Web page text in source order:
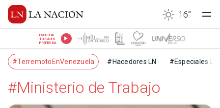
16°
ESCUCHÁ
TU RADIO
PREFERIDA
#TerremotoEnVenezuela #Hacedores LN #Especiales LN
#Ministerio de Trabajo